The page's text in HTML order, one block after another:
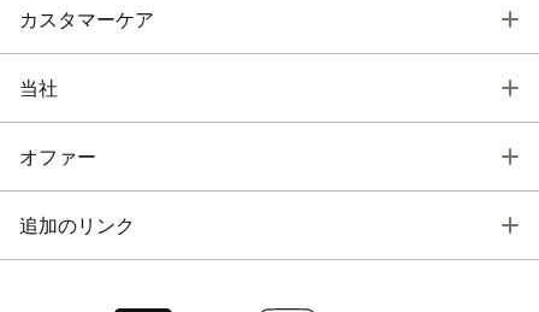
カスタマーケア
当社
オファー
追加のリンク